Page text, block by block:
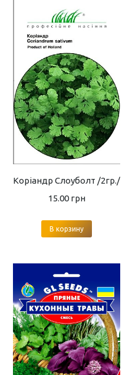
Коріандр Слоуболт /2гр./
15.00 грн
В корзину